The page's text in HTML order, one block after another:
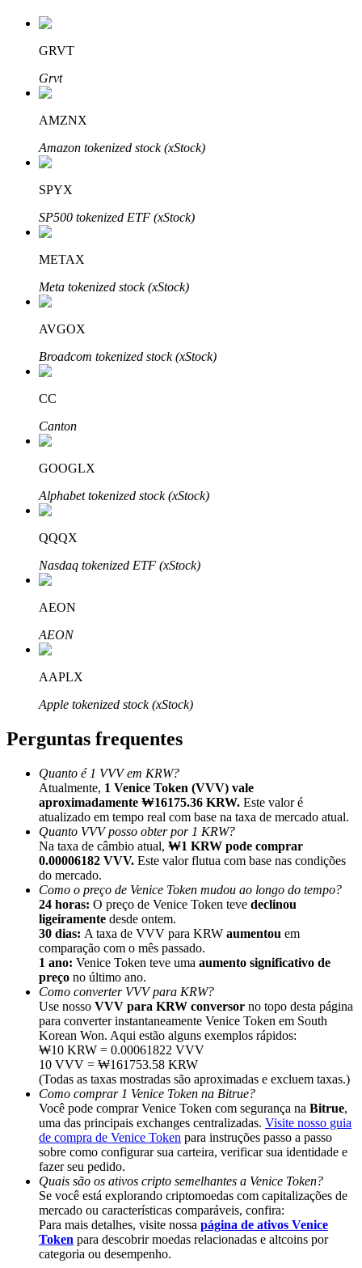
Investimento Automático
Obtenha lucro a longo prazo e interesses flexíveis
Aprenda a apostar
Aprenda como ganhar renda passiva
Bitrue
Até 65% de comissões!
Indicação
Convide um amigo para receber recompensas em dinheiro
Deposit CASHCAT & Win
Deposit CASHCAT & Win
Share 500000 CASHCAT prize pool
Exclusive for BitMart Users
Register & Trade to Win 500,000 USDT
Precious Metals Trading Carnival
GRVT
Grvt
AMZNX
Amazon tokenized stock (xStock)
SPYX
SP500 tokenized ETF (xStock)
METAX
Meta tokenized stock (xStock)
AVGOX
Broadcom tokenized stock (xStock)
CC
Canton
GOOGLX
Alphabet tokenized stock (xStock)
QQQX
Nasdaq tokenized ETF (xStock)
AEON
AEON
AAPLX
Apple tokenized stock (xStock)
Perguntas frequentes
Quanto é 1 VVV em KRW?
Atualmente, 1 Venice Token (VVV) vale
aproximadamente ₩16175.36 KRW. Este valor é
atualizado em tempo real com base na taxa de mercado atual.
Quanto VVV posso obter por 1 KRW?
Na taxa de câmbio atual, ₩1 KRW pode comprar
0.00006182 VVV. Este valor flutua com base nas condições
do mercado.
Como o preço de Venice Token mudou ao longo do tempo?
24 horas: O preço de Venice Token teve declinou
ligeiramente desde ontem.
30 dias: A taxa de VVV para KRW aumentou em
comparação com o mês passado.
1 ano: Venice Token teve uma aumento significativo de
preço no último ano.
Como converter VVV para KRW?
Use nosso VVV para KRW conversor no topo desta página
para converter instantaneamente Venice Token em South
Korean Won. Aqui estão alguns exemplos rápidos:
₩10 KRW = 0.00061822 VVV
10 VVV = ₩161753.58 KRW
(Todas as taxas mostradas são aproximadas e excluem taxas.)
Como comprar 1 Venice Token na Bitrue?
Você pode comprar Venice Token com segurança na Bitrue,
uma das principais exchanges centralizadas. Visite nosso guia
de compra de Venice Token para instruções passo a passo
sobre como configurar sua carteira, verificar sua identidade e
fazer seu pedido.
Quais são os ativos cripto semelhantes a Venice Token?
Se você está explorando criptomoedas com capitalizações de
mercado ou características comparáveis, confira:
Para mais detalhes, visite nossa página de ativos Venice
Token para descobrir moedas relacionadas e altcoins por
categoria ou desempenho.